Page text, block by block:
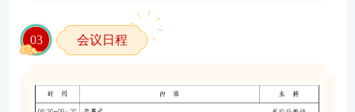
03 会议日程